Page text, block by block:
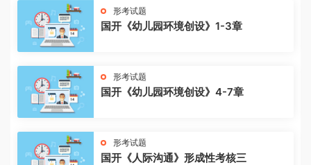
形考试题
国开《幼儿园环境创设》1-3章
形考试题
国开《幼儿园环境创设》4-7章
形考试题
国开《人际沟通》形成性考核三